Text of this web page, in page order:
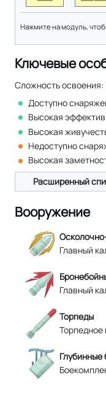
Нажмите на модуль,
Ключевые
Сложность освоения:
Доступно
Высокая
Высокая
Недоступно
Высокая
Расширенный
Вооружение
Главный
Главный
Торпеды